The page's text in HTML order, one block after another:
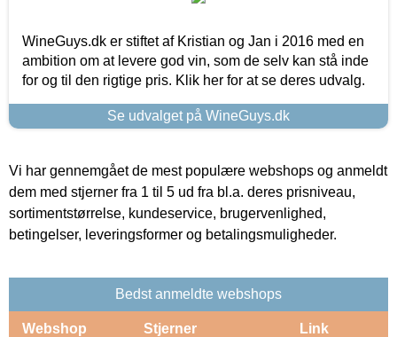
WineGuys.dk er stiftet af Kristian og Jan i 2016 med en
ambition om at levere god vin, som de selv kan stå inde
for og til den rigtige pris. Klik her for at se deres udvalg.
Se udvalget på WineGuys.dk
Vi har gennemgået de mest populære webshops og anmeldt
dem med stjerner fra 1 til 5 ud fra bl.a. deres prisniveau,
sortimentstørrelse, kundeservice, brugervenlighed,
betingelser, leveringsformer og betalingsmuligheder.
Bedst anmeldte webshops
Webshop Stjerner Link